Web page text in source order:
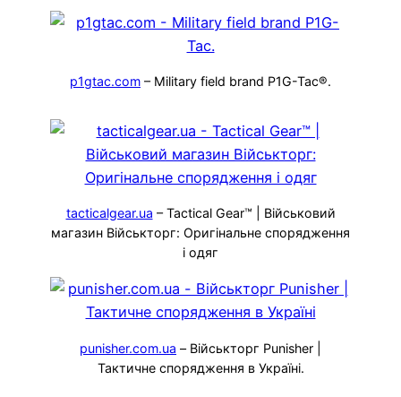
p1gtac.com – Military field brand P1G-Tac®.
tacticalgear.ua – Tactical Gear™ | Військовий
магазин Військторг: Оригінальне спорядження
і одяг
punisher.com.ua – Військторг Punisher |
Тактичне спорядження в Україні.